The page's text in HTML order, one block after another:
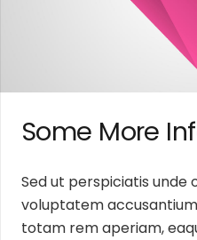
Some More
Sed ut perspiciatis unde
voluptatem
totam rem aperiam,